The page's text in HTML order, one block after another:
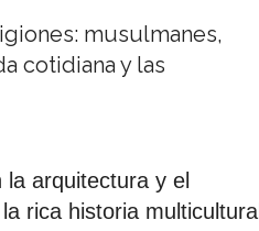
musulmanes,
cotidiana y las
arquitectura y el
rica historia multicultural